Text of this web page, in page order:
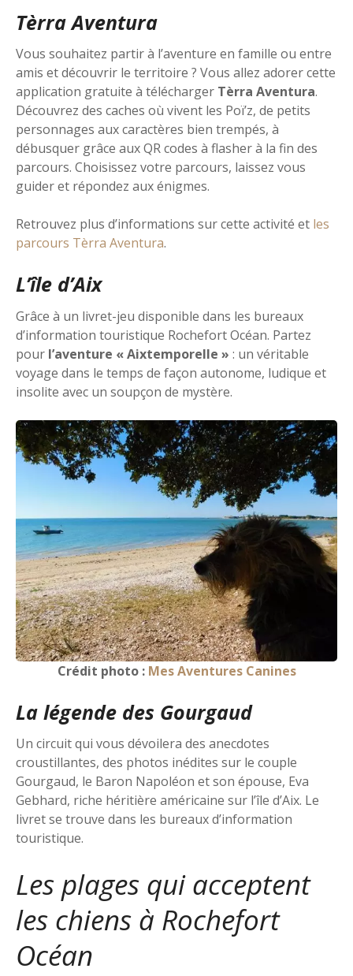
Tèrra Aventura
Vous souhaitez partir à l’aventure en famille ou entre
amis et découvrir le territoire ? Vous allez adorer cette
application gratuite à télécharger Tèrra Aventura.
Découvrez des caches où vivent les Poï’z, de petits
personnages aux caractères bien trempés, à
débusquer grâce aux QR codes à flasher à la fin des
parcours. Choisissez votre parcours, laissez vous
guider et répondez aux énigmes.
Retrouvez plus d’informations sur cette activité et les
parcours Tèrra Aventura.
L’île d’Aix
Grâce à un livret-jeu disponible dans les bureaux
d’information touristique Rochefort Océan. Partez
pour l’aventure « Aixtemporelle » : un véritable
voyage dans le temps de façon autonome, ludique et
insolite avec un soupçon de mystère.
Crédit photo : Mes Aventures Canines
La légende des Gourgaud
Un circuit qui vous dévoilera des anecdotes
croustillantes, des photos inédites sur le couple
Gourgaud, le Baron Napoléon et son épouse, Eva
Gebhard, riche héritière américaine sur l’île d’Aix. Le
livret se trouve dans les bureaux d’information
touristique.
Les plages qui acceptent
les chiens à Rochefort
Océan